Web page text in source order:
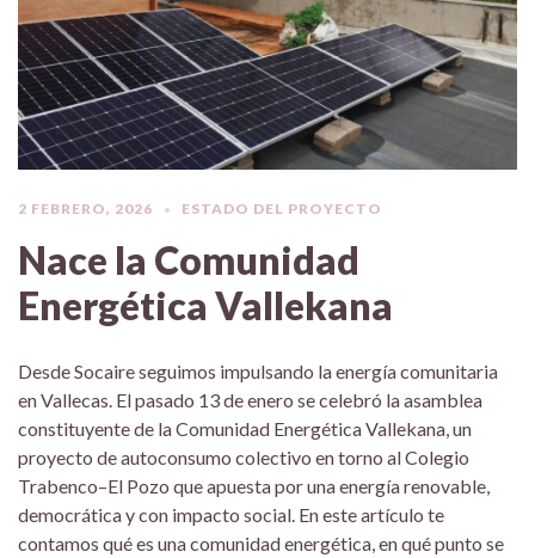
2 FEBRERO, 2026 ESTADO DEL PROYECTO
Nace la Comunidad
Energética Vallekana
Desde Socaire seguimos impulsando la energía comunitaria
en Vallecas. El pasado 13 de enero se celebró la asamblea
constituyente de la Comunidad Energética Vallekana, un
proyecto de autoconsumo colectivo en torno al Colegio
Trabenco–El Pozo que apuesta por una energía renovable,
democrática y con impacto social. En este artículo te
contamos qué es una comunidad energética, en qué punto se